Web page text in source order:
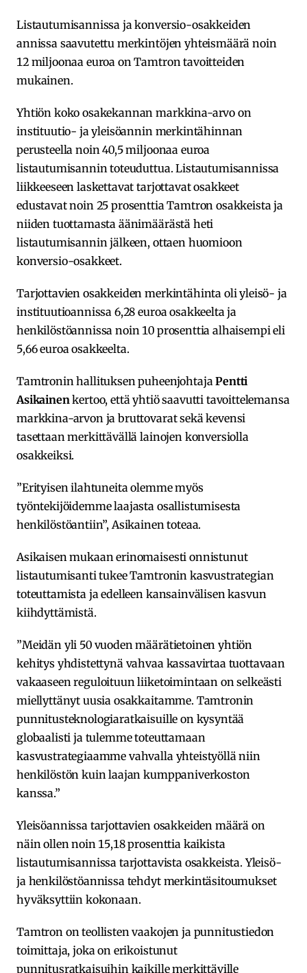
Listautumisannissa ja konversio-osakkeiden
annissa saavutettu merkintöjen yhteismäärä noin
12 miljoonaa euroa on Tamtron tavoitteiden
mukainen.
Yhtiön koko osakekannan markkina-arvo on
instituutio- ja yleisöannin merkintähinnan
perusteella noin 40,5 miljoonaa euroa
listautumisannin toteuduttua. Listautumisannissa
liikkeeseen laskettavat tarjottavat osakkeet
edustavat noin 25 prosenttia Tamtron osakkeista ja
niiden tuottamasta äänimäärästä heti
listautumisannin jälkeen, ottaen huomioon
konversio-osakkeet.
Tarjottavien osakkeiden merkintähinta oli yleisö- ja
instituutioannissa 6,28 euroa osakkeelta ja
henkilöstöannissa noin 10 prosenttia alhaisempi eli
5,66 euroa osakkeelta.
Tamtronin hallituksen puheenjohtajaPentti
Asikainenkertoo, että yhtiö saavutti tavoittelemansa
markkina-arvon ja bruttovarat sekä kevensi
tasettaan merkittävällä lainojen konversiolla
osakkeiksi.
”Erityisen ilahtuneita olemme myös
työntekijöidemme laajasta osallistumisesta
henkilöstöantiin”, Asikainen toteaa.
Asikaisen mukaan erinomaisesti onnistunut
listautumisanti tukee Tamtronin kasvustrategian
toteuttamista ja edelleen kansainvälisen kasvun
kiihdyttämistä.
”Meidän yli 50 vuoden määrätietoinen yhtiön
kehitys yhdistettynä vahvaa kassavirtaa tuottavaan
vakaaseen reguloituun liiketoimintaan on selkeästi
miellyttänyt uusia osakkaitamme. Tamtronin
punnitusteknologiaratkaisuille on kysyntää
globaalisti ja tulemme toteuttamaan
kasvustrategiaamme vahvalla yhteistyöllä niin
henkilöstön kuin laajan kumppaniverkoston
kanssa.”
Yleisöannissa tarjottavien osakkeiden määrä on
näin ollen noin 15,18 prosenttia kaikista
listautumisannissa tarjottavista osakkeista. Yleisö-
ja henkilöstöannissa tehdyt merkintäsitoumukset
hyväksyttiin kokonaan.
Tamtron on teollisten vaakojen ja punnitustiedon
toimittaja, joka on erikoistunut
punnitusratkaisuihin kaikille merkittäville